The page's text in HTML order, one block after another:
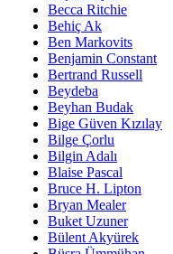
Becca Ritchie
Behiç Ak
Ben Markovits
Benjamin Constant
Bertrand Russell
Beydeba
Beyhan Budak
Bige Güven Kızılay
Bilge Çorlu
Bilgin Adalı
Blaise Pascal
Bruce H. Lipton
Bryan Mealer
Buket Uzuner
Bülent Akyürek